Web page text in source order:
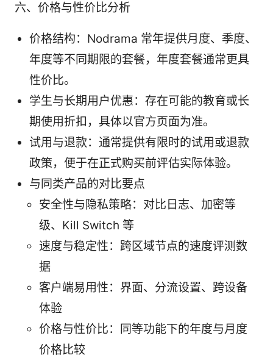
六、价格与性价比分析
价格结构：Nodrama 常年提供月度、季度、
年度等不同期限的套餐，年度套餐通常更具
性价比。
学生与长期用户优惠：存在可能的教育或长
期使用折扣，具体以官方页面为准。
试用与退款：通常提供有限时的试用或退款
政策，便于在正式购买前评估实际体验。
与同类产品的对比要点
安全性与隐私策略：对比日志、加密等
级、Kill Switch 等
速度与稳定性：跨区域节点的速度评测数
据
客户端易用性：界面、分流设置、跨设备
体验
价格与性价比：同等功能下的年度与月度
价格比较